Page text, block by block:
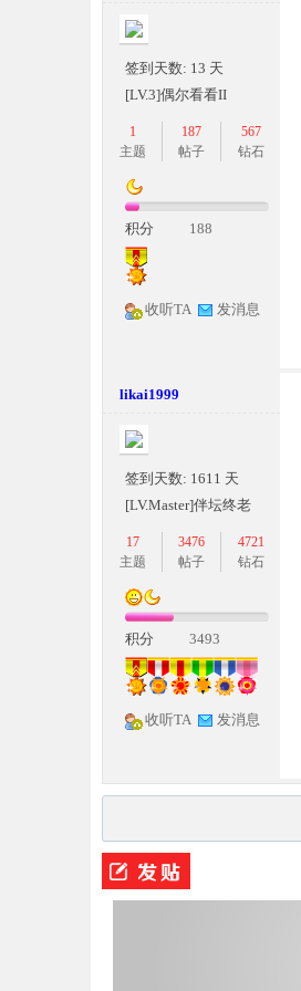
条
龙,
签到天数: 13 天
[LV.3]偶尔看看II
1
主题
187
帖子
567
钻石
积分 188
收听TA 发消息
likai1999
签到天数: 1611 天
[LV.Master]伴坛终老
17
主题
3476
帖子
4721
钻石
积分 3493
收听TA 发消息